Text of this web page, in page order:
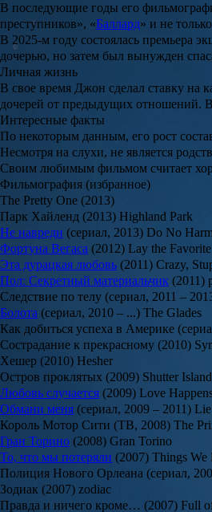
В последующие годы его
преступников», «Баллард» и не
В 2025-м году состоялась премьера
дочерью, но затем был вынужден
Личная жизнь
В свое время Джон сделал ставку на
дочерей от предыдущих отношений.
Интересные факты
По некоторым данным, его рост
Несмотря на слухи, не является
Своим любимым фильмом считает
Фильмография (избранное)
The Pretty One (2013)
Парк Хайленд (2013) Highland Park
Не навреди (сериал, 2013) Do No
Фортуна Вегаса (2012) Lay the Favorite
Эта дурацкая любовь (2011) Crazy,
Пол: Секретный материальчик (2011)
Следствие по телу (сериал, 2011 –
Болота (сериал, 2010 – ...) The Glades
Как добиться успеха в Америке
Сострадание к прекрасному (2010)
Хешер (2010) Hesher
Остров проклятых (2009) Shutter Island
Любовь случается (2009) Love
Обмани меня (сериал, 2009 – 2011)
Король Мотор Сити (ТВ, 2008) The
Гран Торино (2008) Gran Torino
То, что мы потеряли (2007) Things We
Полиция Нового Орлеана (сериал,
Зодиак (2007) zodiac
Правда и ничего кроме… (2007) Full